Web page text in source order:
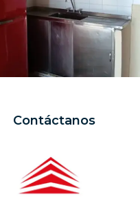
Contáctanos